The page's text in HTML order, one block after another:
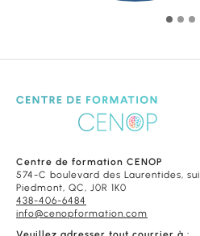
Centre de formation CENOP
574-C boulevard des Laurentides,
Piedmont, QC, J0R 1K0
438-406-6484
info@cenopformation.com